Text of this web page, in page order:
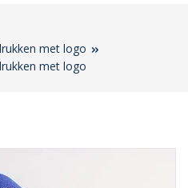
met logo
met logo